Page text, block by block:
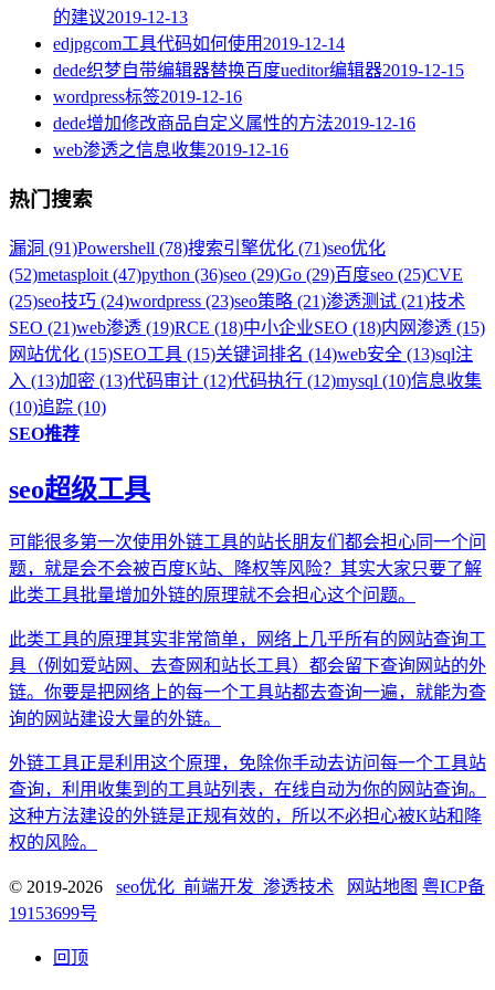
的建议2019-12-13
edjpgcom工具代码如何使用 2019-12-14
dede织梦自带编辑器替换百度ueditor编辑器2019-12-15
wordpress标签2019-12-16
dede增加修改商品自定义属性的方法2019-12-16
web渗透之信息收集2019-12-16
热门搜索
漏洞 (91)Powershell (78)搜索引擎优化 (71)seo优化
(52)metasploit (47)python (36)seo (29)Go (29)百度seo (25)CVE
(25)seo技巧 (24)wordpress (23)seo策略 (21)渗透测试 (21)技术
SEO (21)web渗透 (19)RCE (18)中小企业SEO (18)内网渗透 (15)
网站优化 (15)SEO工具 (15)关键词排名 (14)web安全 (13)sql注
入 (13)加密 (13)代码审计 (12)代码执行 (12)mysql (10)信息收集
(10)追踪 (10)
SEO推荐
seo超级工具
可能很多第一次使用外链工具的站长朋友们都会担心同一个问
题，就是会不会被百度K站、降权等风险？其实大家只要了解
此类工具批量增加外链的原理就不会担心这个问题。
此类工具的原理其实非常简单，网络上几乎所有的网站查询工
具（例如爱站网、去查网和站长工具）都会留下查询网站的外
链。你要是把网络上的每一个工具站都去查询一遍，就能为查
询的网站建设大量的外链。
外链工具正是利用这个原理，免除你手动去访问每一个工具站
查询，利用收集到的工具站列表，在线自动为你的网站查询。
这种方法建设的外链是正规有效的，所以不必担心被K站和降
权的风险。
© 2019-2026 seo优化_前端开发_渗透技术 网站地图 粤ICP备
19153699号
回顶